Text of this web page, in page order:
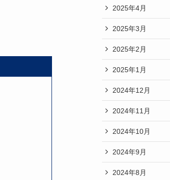
2025年4月
2025年3月
2025年2月
2025年1月
2024年12月
2024年11月
2024年10月
2024年9月
2024年8月